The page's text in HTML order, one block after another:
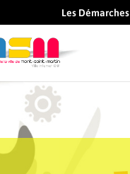
Les Démarches